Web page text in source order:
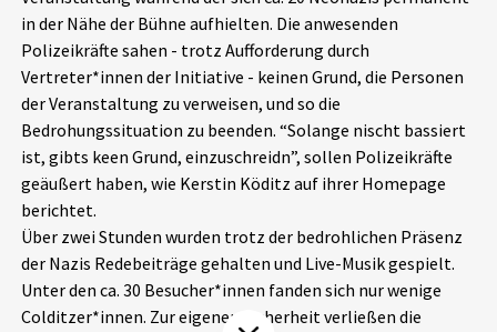
Pressemitteilungen
Podcasts
Kontakt
Unterstützer_innen
Spenden
chronik.LE in der Presse
in der Nähe der Bühne aufhielten. Die anwesenden
Polizeikräfte sahen - trotz Aufforderung durch
Vertreter*innen der Initiative - keinen Grund, die Personen
der Veranstaltung zu verweisen, und so die
Bedrohungssituation zu beenden. “Solange nischt bassiert
ist, gibts keen Grund, einzuschreidn”, sollen Polizeikräfte
geäußert haben, wie Kerstin Köditz auf ihrer Homepage
berichtet.
Über zwei Stunden wurden trotz der bedrohlichen Präsenz
der Nazis Redebeiträge gehalten und Live-Musik gespielt.
Unter den ca. 30 Besucher*innen fanden sich nur wenige
Colditzer*innen. Zur eigenen Sicherheit verließen die